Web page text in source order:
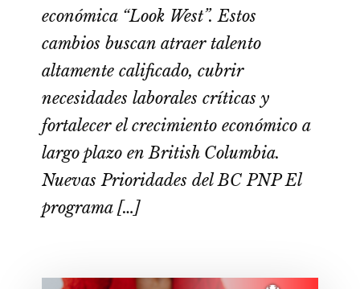
económica “Look West”. Estos
cambios buscan atraer talento
altamente calificado, cubrir
necesidades laborales críticas y
fortalecer el crecimiento económico a
largo plazo en British Columbia.
Nuevas Prioridades del BC PNP El
programa […]